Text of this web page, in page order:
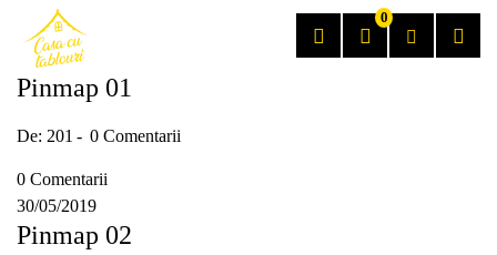
0
Pinmap 01
De: 201 0 Comentarii
0 Comentarii
30/05/2019
Pinmap 02